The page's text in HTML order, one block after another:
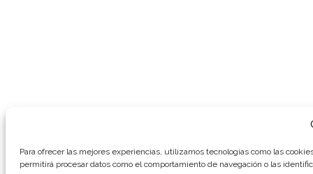
Para ofrecer las mejores experiencias, utilizamos tecnologías como las
permitirá procesar datos como el comportamiento de navegación o las